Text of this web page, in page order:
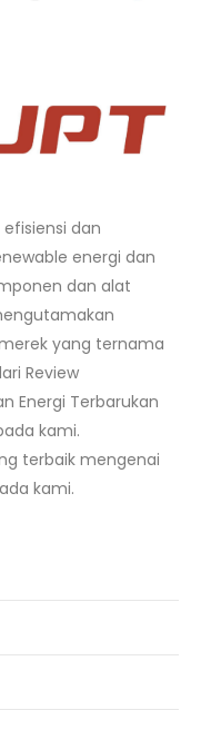
dan
energi dan
dan alat
yang ternama
Review
Energi Terbarukan
kami.
terbaik mengenai
kami.